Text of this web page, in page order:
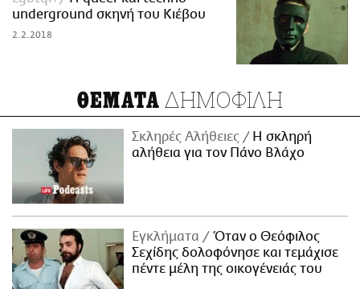
underground σκηνή του Κιέβου
2.2.2018
ΘΕΜΑΤΑ ΔΗΜΟΦΙΛΗ
Σκληρές Αλήθειες
H σκληρή
αλήθεια για τον Πάνο Βλάχο
Εγκλήματα
Όταν ο Θεόφιλος
Σεχίδης δολοφόνησε και τεμάχισε
πέντε μέλη της οικογένειάς του